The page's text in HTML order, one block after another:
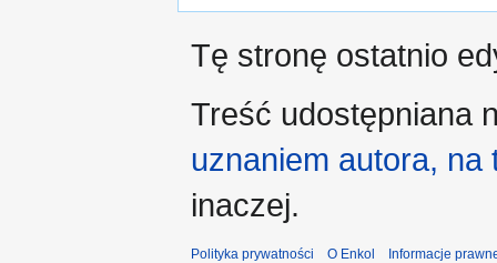
Tę stronę ostatnio
Treść udostępniana
uznaniem autora,
inaczej.
Polityka prywatności O Enkol Informacje